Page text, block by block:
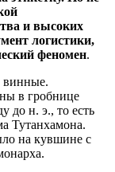
и высоких
логистики,
феномен.
винные.
в гробнице
до н. э., то есть
Тутанхамона.
на кувшине с